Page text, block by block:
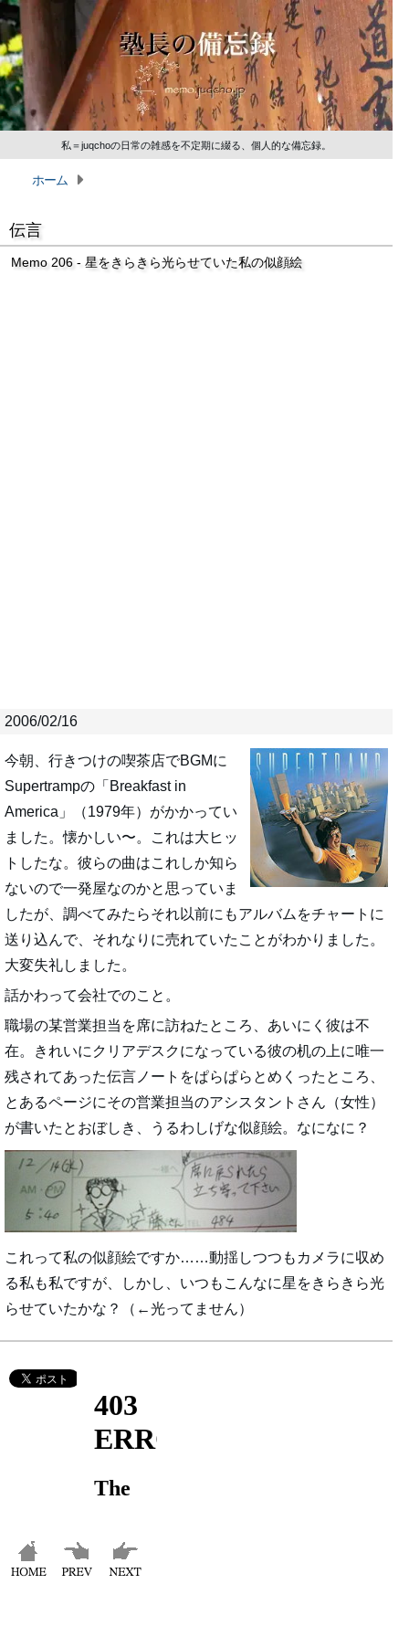
私＝juqchoの日常の雑感を不定期に綴る、個人的な備忘録。
ホーム
伝言
Memo 206 - 星をきらきら光らせていた私の似顔絵
2006/02/16
今朝、行きつけの喫茶店でBGMに
Supertrampの「Breakfast in
America」（1979年）がかかってい
ました。懐かしい〜。これは大ヒッ
トしたな。彼らの曲はこれしか知ら
ないので一発屋なのかと思っていま
したが、調べてみたらそれ以前にもアルバムをチャートに
送り込んで、それなりに売れていたことがわかりました。
大変失礼しました。
話かわって会社でのこと。
職場の某営業担当を席に訪ねたところ、あいにく彼は不
在。きれいにクリアデスクになっている彼の机の上に唯一
残されてあった伝言ノートをぱらぱらとめくったところ、
とあるページにその営業担当のアシスタントさん（女性）
が書いたとおぼしき、うるわしげな似顔絵。なになに？
これって私の似顔絵ですか……動揺しつつもカメラに収め
る私も私ですが、しかし、いつもこんなに星をきらきら光
らせていたかな？（←光ってません）